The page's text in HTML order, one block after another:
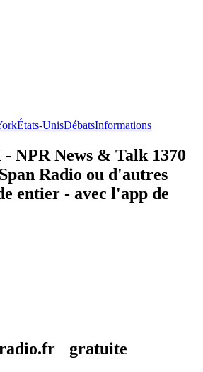
États-UnisDébatsInformations
NPR News & Talk 1370
Radio ou d'autres
entier - avec l'app de
radio.fr gratuite